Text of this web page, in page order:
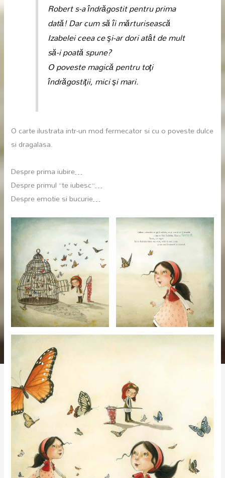
Robert s-a îndrăgostit pentru prima
dată! Dar cum să îi mărturisească
Izabelei ceea ce şi-ar dori atât de mult
să-i poată spune?
O poveste magică pentru toţi
îndrăgostiţii, mici şi mari.
O carte ilustrata intr-un mod fermecator si cu o poveste dulce
si dragalasa.
Despre prima iubire…
Despre primul “te iubesc”…
Despre emotie si bucurie…